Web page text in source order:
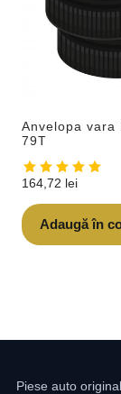
Anvelopa vara
79T
164,72 lei
Adaugă în
Piese auto